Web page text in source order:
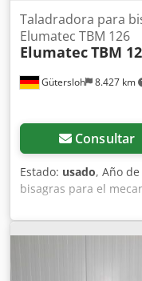
Gütersloh 8.427 km
Taladradora para
Elumatec TBM 126
ElumatecTBM
Consultar
Estado: usado, Año
bisagras para el
sujetadores
microaspersión
Ancho máximo del
del perfil del marco:
Velocidad del husillo: